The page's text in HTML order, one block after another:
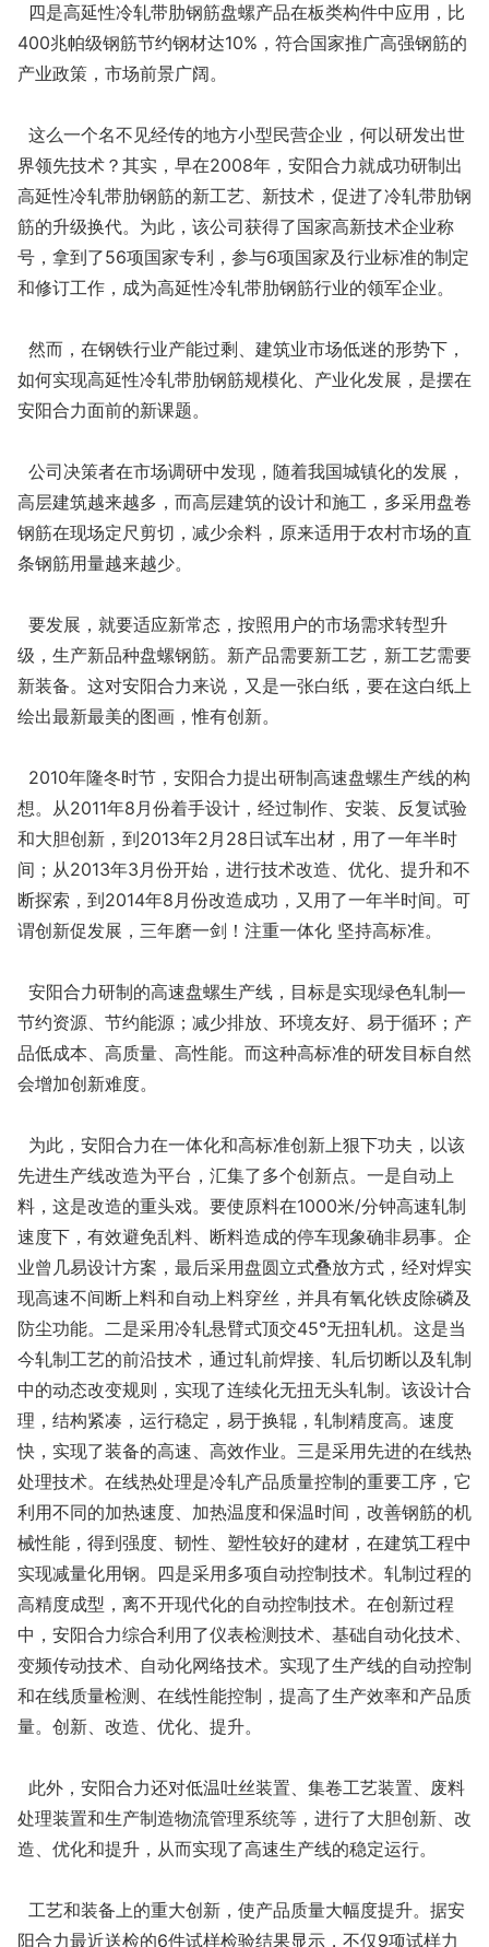
四是高延性冷轧带肋钢筋盘螺产品在板类构件中应用，比
400兆帕级钢筋节约钢材达10%，符合国家推广高强钢筋的
产业政策，市场前景广阔。
这么一个名不见经传的地方小型民营企业，何以研发出世
界领先技术？其实，早在2008年，安阳合力就成功研制出
高延性冷轧带肋钢筋的新工艺、新技术，促进了冷轧带肋钢
筋的升级换代。为此，该公司获得了国家高新技术企业称
号，拿到了56项国家专利，参与6项国家及行业标准的制定
和修订工作，成为高延性冷轧带肋钢筋行业的领军企业。
然而，在钢铁行业产能过剩、建筑业市场低迷的形势下，
如何实现高延性冷轧带肋钢筋规模化、产业化发展，是摆在
安阳合力面前的新课题。
公司决策者在市场调研中发现，随着我国城镇化的发展，
高层建筑越来越多，而高层建筑的设计和施工，多采用盘卷
钢筋在现场定尺剪切，减少余料，原来适用于农村市场的直
条钢筋用量越来越少。
要发展，就要适应新常态，按照用户的市场需求转型升
级，生产新品种盘螺钢筋。新产品需要新工艺，新工艺需要
新装备。这对安阳合力来说，又是一张白纸，要在这白纸上
绘出最新最美的图画，惟有创新。
2010年隆冬时节，安阳合力提出研制高速盘螺生产线的构
想。从2011年8月份着手设计，经过制作、安装、反复试验
和大胆创新，到2013年2月28日试车出材，用了一年半时
间；从2013年3月份开始，进行技术改造、优化、提升和不
断探索，到2014年8月份改造成功，又用了一年半时间。可
谓创新促发展，三年磨一剑！注重一体化 坚持高标准。
安阳合力研制的高速盘螺生产线，目标是实现绿色轧制—
节约资源、节约能源；减少排放、环境友好、易于循环；产
品低成本、高质量、高性能。而这种高标准的研发目标自然
会增加创新难度。
为此，安阳合力在一体化和高标准创新上狠下功夫，以该
先进生产线改造为平台，汇集了多个创新点。一是自动上
料，这是改造的重头戏。要使原料在1000米/分钟高速轧制
速度下，有效避免乱料、断料造成的停车现象确非易事。企
业曾几易设计方案，最后采用盘圆立式叠放方式，经对焊实
现高速不间断上料和自动上料穿丝，并具有氧化铁皮除磷及
防尘功能。二是采用冷轧悬臂式顶交45°无扭轧机。这是当
今轧制工艺的前沿技术，通过轧前焊接、轧后切断以及轧制
中的动态改变规则，实现了连续化无扭无头轧制。该设计合
理，结构紧凑，运行稳定，易于换辊，轧制精度高。速度
快，实现了装备的高速、高效作业。三是采用先进的在线热
处理技术。在线热处理是冷轧产品质量控制的重要工序，它
利用不同的加热速度、加热温度和保温时间，改善钢筋的机
械性能，得到强度、韧性、塑性较好的建材，在建筑工程中
实现减量化用钢。四是采用多项自动控制技术。轧制过程的
高精度成型，离不开现代化的自动控制技术。在创新过程
中，安阳合力综合利用了仪表检测技术、基础自动化技术、
变频传动技术、自动化网络技术。实现了生产线的自动控制
和在线质量检测、在线性能控制，提高了生产效率和产品质
量。创新、改造、优化、提升。
此外，安阳合力还对低温吐丝装置、集卷工艺装置、废料
处理装置和生产制造物流管理系统等，进行了大胆创新、改
造、优化和提升，从而实现了高速生产线的稳定运行。
工艺和装备上的重大创新，使产品质量大幅度提升。据安
阳合力最近送检的6件试样检验结果显示，不仅9项试样力